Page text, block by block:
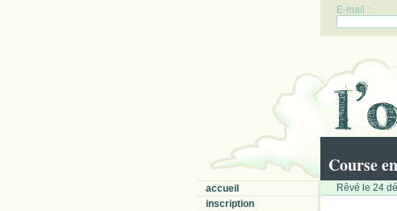
E-mail :
Course
accueil
inscription
Rêvé le 24